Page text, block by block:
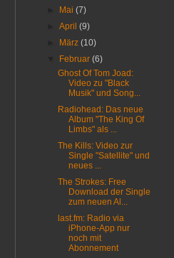
Mai(7)
►April(9)
März(10)
Februar(6)
Ghost Of Tom Joad:
Video zu "Black
Musik" und Song...
Radiohead: Das neue
Album "The King Of
Limbs" als ...
The Kills: Video zur
Single "Satellite" und
neues ...
The Strokes: Free
Download der Single
zum neuen Al...
last.fm: Radio via
iPhone-App nur
noch mit
Abonnement